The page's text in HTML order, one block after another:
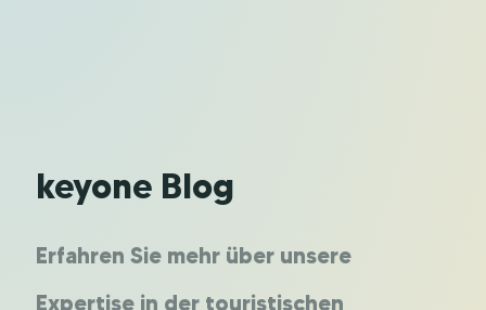
keyone Blog
Erfahren Sie mehr über unsere
Expertise in der touristischen